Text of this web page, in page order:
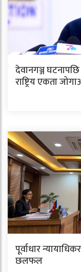
देवानगञ्ज
राष्ट्रिय एकता
पूर्वाधार
छलफल